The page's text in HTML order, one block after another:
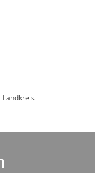
Landkreis